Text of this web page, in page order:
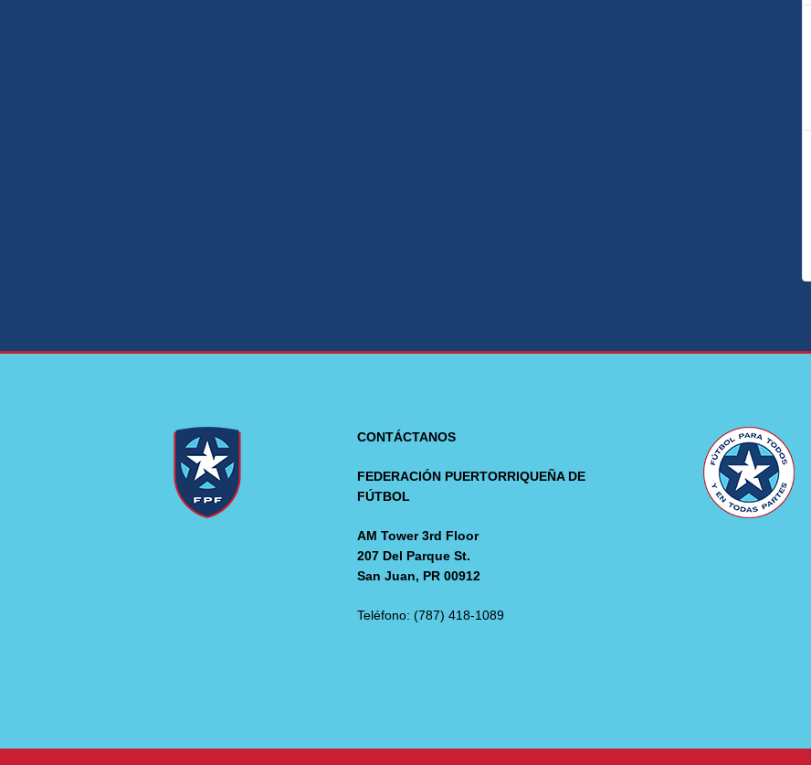
CONTÁCTANOS
FEDERACIÓN PUERTORRIQUEÑA DE
FÚTBOL
AM Tower 3rd Floor
207 Del Parque St.
San Juan, PR 00912
Teléfono: (787) 418-1089